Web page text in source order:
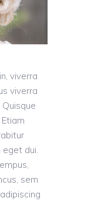
viverra
viverra
eget dui.
sem